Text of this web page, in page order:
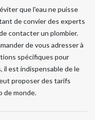
que l'eau ne puisse
de convier des experts
contacter un plombier.
de vous adresser à
spécifiques pour
il est indispensable de le
proposer des tarifs
de monde.